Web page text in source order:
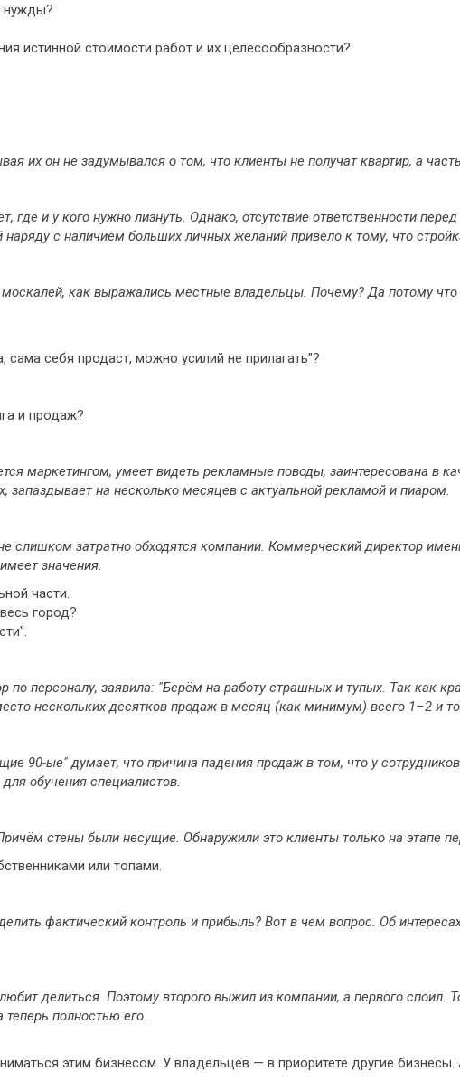
нужды?
истинной стоимости работ и их целесообразности?
их он не задумывался о том, что клиенты не получат квартир, а
и у кого нужно лизнуть. Однако, отсутствие ответственности
с наличием больших личных желаний привело к тому, что
как выражались местные владельцы. Почему? Да потому что
себя продаст, можно усилий не прилагать"?
и продаж?
маркетингом, умеет видеть рекламные поводы, заинтересована в
запаздывает на несколько месяцев с актуальной рекламой и пиаром.
слишком затратно обходятся компании. Коммерческий директор
значения.
части.
город?
по персоналу, заявила: "Берём на работу страшных и тупых. Так как
нескольких десятков продаж в месяц (как минимум) всего 1–2 и
90-ые" думает, что причина падения продаж в том, что у
обучения специалистов.
стены были несущие. Обнаружили это клиенты только на этапе
или топами.
фактический контроль и прибыль? Вот в чем вопрос. Об
делиться. Поэтому второго выжил из компании, а первого споил.
полностью его.
этим бизнесом. У владельцев — в приоритете другие бизнесы.